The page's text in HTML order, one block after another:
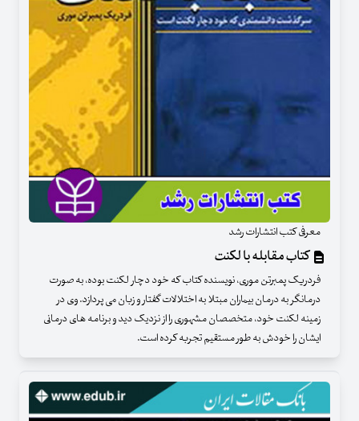
معرفی کتب انتشارات رشد
کتاب مقابله با لکنت
فردریک پمبرتن موری، نویسنده کتاب که خود دچار لکنت بوده، به صورت
درمانگر به درمان بیماران مبتلا به اختلالات گفتار و زبان می پردازد. وی در
زمینه لکنت خود، متخصصان مشهوری را از نزدیک دید و برنامه های درمانی
ایشان را خودش به طور مستقیم تجربه کرده است.